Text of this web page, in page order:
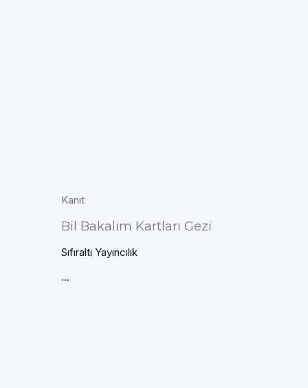
Kanıt
Bil Bakalım Kartları Gezi
Sıfıraltı Yayıncılık
...